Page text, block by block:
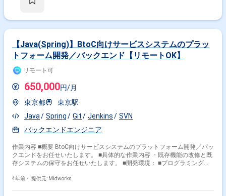
【Java(Spring)】BtoC向けサービスシステムのプラッ
トフォーム開発／バックエンド【リモートOK】
リモート可
650,000円/月
東京都
東京駅
Java
Spring Git Jenkins
SVN
バックエンドエンジニア
作業内容 ■概要 BtoC向けサービスシステムのプラットフォーム開発／バッ
クエンドをお任せいたします。 ■具体的な作業内容 ・既存機能の改修と既
存システムの保守をお任せいたします。 ■開発環境： ■プログラミング言
員：3名
4年前・ 提供元: Midworks